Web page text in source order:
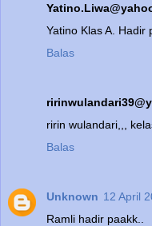
Yatino Klas A. Hadir
Balas
ririn wulandari,,,
Balas
Unknown 12 April
Ramli hadir paakk..